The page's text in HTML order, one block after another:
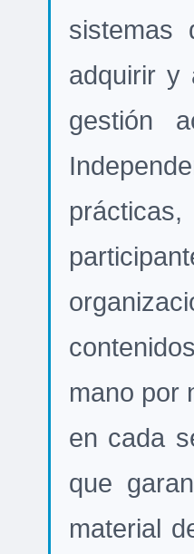
sistemas
adquirir y
gestión
mano por
en cada
que
material